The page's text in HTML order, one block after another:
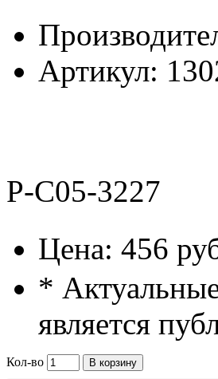
Артикул:
P-C05-3227
Цена: 456
*
является
Кол-во
В корзину